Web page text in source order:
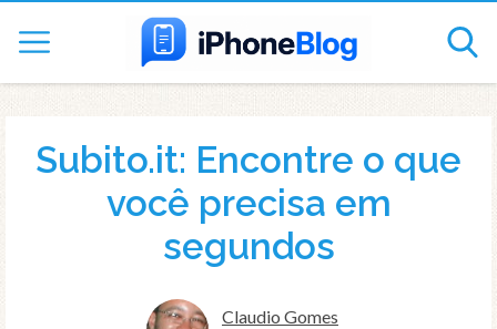
Subito.it: Encontre o que
você precisa em
segundos
Claudio Gomes